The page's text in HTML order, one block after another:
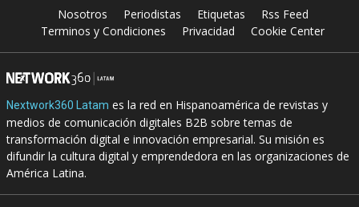
Nosotros Periodistas Etiquetas
Rss Feed
Terminos y Condiciones
Privacidad Cookie Center
Nextwork360 Latam es la red en Hispanoamérica de revistas y
medios de comunicación digitales B2B sobre temas de
transformación digital e innovación empresarial. Su misión es
difundir la cultura digital y emprendedora en las organizaciones de
América Latina.